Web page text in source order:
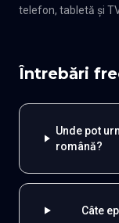
telefon, tabletă și
Întrebări
Unde pot
română?
Câte